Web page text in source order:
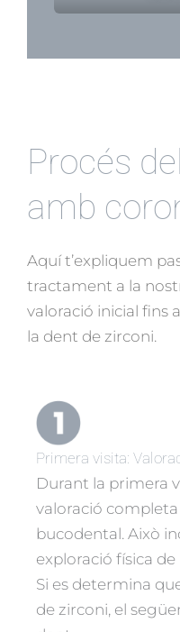
Procés
amb
Aquí t’expliquem
tractament a la
valoració inicial fins
la dent de zirconi.
Primera visita:
Durant la primera
valoració
bucodental. Això
exploració física
Si es determina
de zirconi, el